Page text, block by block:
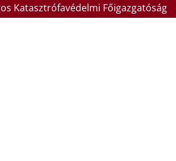
Katasztrófavédelmi Főigazgatóság